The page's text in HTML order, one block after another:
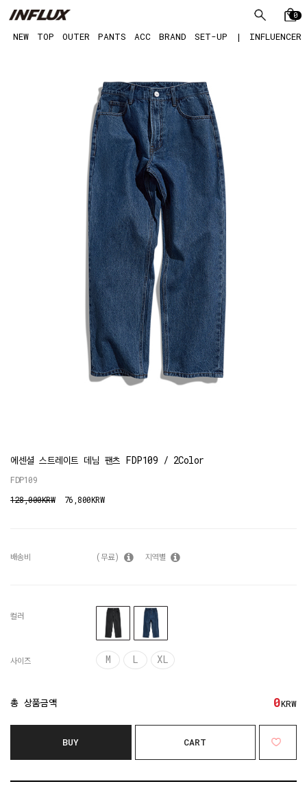
0
NEW TOP OUTER PANTS ACC BRAND SET-UP | INFLUENCER
에센셜 스트레이트 데님 팬츠 FDP109 / 2Color
FDP109
128,000KRW
76,800KRW
배송비 (무료) 지역별
컬러
사이즈 M L XL
총 상품금액 0KRW
BUY CART